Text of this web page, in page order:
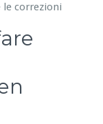
le correzioni